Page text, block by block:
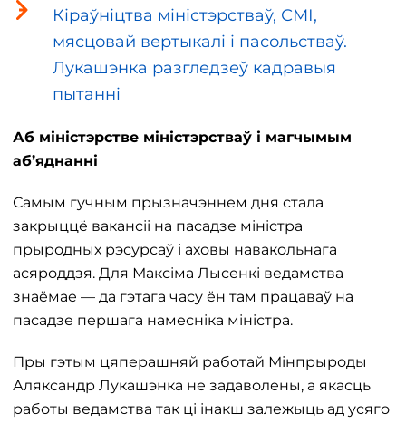
Кіраўніцтва міністэрстваў, СМІ,
мясцовай вертыкалі і пасольстваў.
Лукашэнка разгледзеў кадравыя
пытанні
Аб міністэрстве міністэрстваў і магчымым
аб’яднанні
Самым гучным прызначэннем дня стала
закрыццё вакансіі на пасадзе міністра
прыродных рэсурсаў і аховы навакольнага
асяроддзя. Для Максіма Лысенкі ведамства
знаёмае — да гэтага часу ён там працаваў на
пасадзе першага намесніка міністра.
Пры гэтым цяперашняй работай Мінпрыроды
Аляксандр Лукашэнка не задаволены, а якасць
работы ведамства так ці інакш залежыць ад усяго